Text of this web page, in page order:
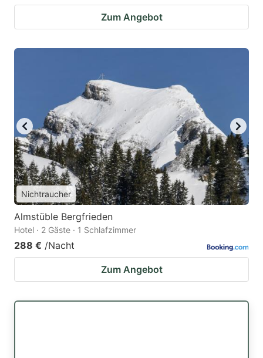
Zum Angebot
Nichtraucher
Almstüble Bergfrieden
Hotel · 2 Gäste · 1 Schlafzimmer
288 € /Nacht
Zum Angebot